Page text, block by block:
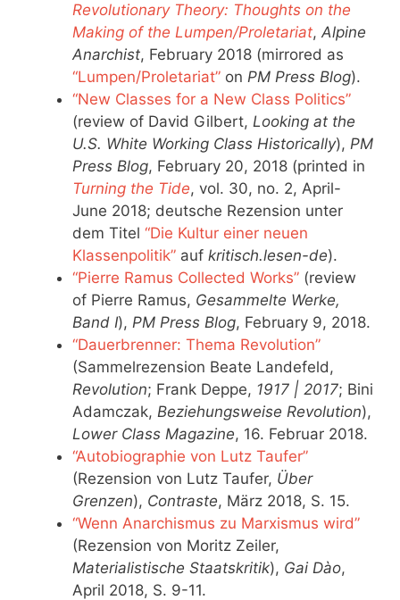
Revolutionary Theory: Thoughts on the
Making of the Lumpen/Proletariat, Alpine
Anarchist, February 2018 (mirrored as
“Lumpen/Proletariat” on PM Press Blog).
“New Classes for a New Class Politics”
(review of David Gilbert, Looking at the
U.S. White Working Class Historically), PM
Press Blog, February 20, 2018 (printed in
Turning the Tide, vol. 30, no. 2, April-
June 2018; deutsche Rezension unter
dem Titel “Die Kultur einer neuen
Klassenpolitik” auf kritisch.lesen-de).
“Pierre Ramus Collected Works” (review
of Pierre Ramus, Gesammelte Werke,
Band I), PM Press Blog, February 9, 2018.
“Dauerbrenner: Thema Revolution”
(Sammelrezension Beate Landefeld,
Revolution; Frank Deppe, 1917 | 2017; Bini
Adamczak, Beziehungsweise Revolution),
Lower Class Magazine, 16. Februar 2018.
“Autobiographie von Lutz Taufer”
(Rezension von Lutz Taufer, Über
Grenzen), Contraste, März 2018, S. 15.
“Wenn Anarchismus zu Marxismus wird”
(Rezension von Moritz Zeiler,
Materialistische Staatskritik), Gai Dào,
April 2018, S. 9-11.